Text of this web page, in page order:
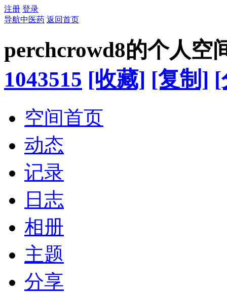
注册 登录
导航中医药 返回首页
perchcrowd8的个人空
1043515 [收藏] [复制] [
空间首页
动态
记录
日志
相册
主题
分享